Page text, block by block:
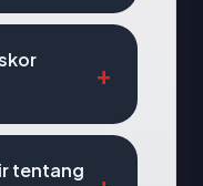
tentang